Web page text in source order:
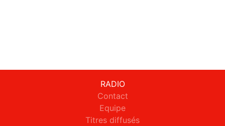
RADIO
Contact
Equipe
Titres diffusés